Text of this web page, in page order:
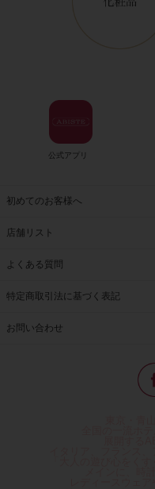
公式アプリ
初めてのお客様へ
店舗リスト
よくある質問
特定商取引法に基づく表記
お問い合わせ